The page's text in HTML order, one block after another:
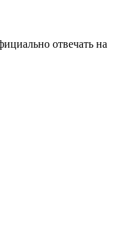
отвечать на